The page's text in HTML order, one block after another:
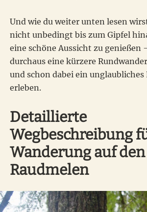
Und wie du weiter unten lesen
nicht unbedingt bis zum Gipfel
eine schöne Aussicht zu genießen
durchaus eine kürzere
und schon dabei ein unglaubliches
erleben.
Detaillierte
Wegbeschreibung
Wanderung auf den
Raudmelen